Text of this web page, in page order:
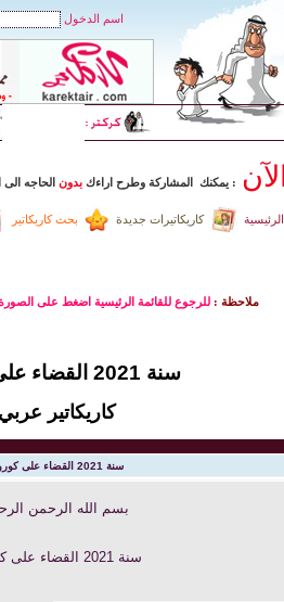
اسم الدخول
الآن : يمكنك المشاركة وطرح اراءك بدون الحاجه الى
بحث كاريكاتير كاريكاتيرات جديدة الرئيسية
ملاحظة : للرجوع للقائمة الرئيسية اضغط على
سنة 2021 القضاء على كورونا
كاريكاتير عربي
سنة 2021 القضاء على كورونا
بسم الله الرحمن
سنة 2021 القضاء على كورونا